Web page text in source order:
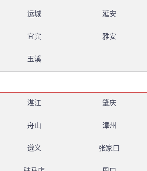
运城 延安
宜宾 雅安
玉溪
湛江 肇庆
舟山 漳州
遵义 张家口